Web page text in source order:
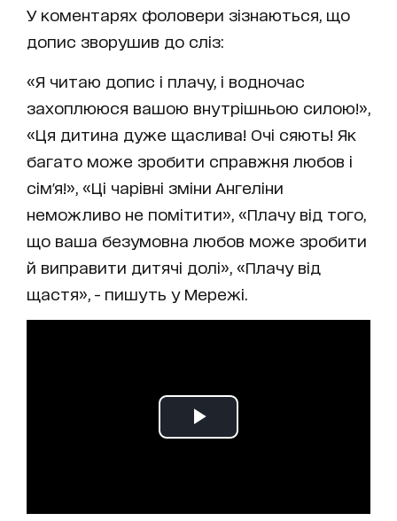
У коментарях фоловери зізнаються, що
допис зворушив до сліз:
«Я читаю допис і плачу, і водночас
захоплююся вашою внутрішньою силою!»,
«Ця дитина дуже щаслива! Очі сяють! Як
багато може зробити справжня любов і
сім'я!», «Ці чарівні зміни Ангеліни
неможливо не помітити», «Плачу від того,
що ваша безумовна любов може зробити
й виправити дитячі долі», «Плачу від
щастя», - пишуть у Мережі.